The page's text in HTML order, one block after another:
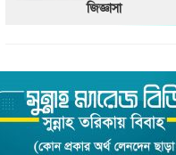
জিজ্ঞাসা